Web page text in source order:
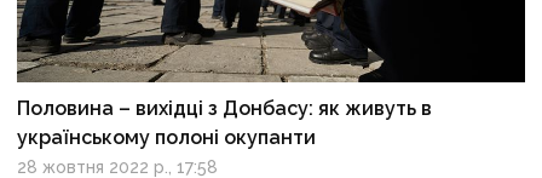
Половина – вихідці з Донбасу: як живуть в
українському полоні окупанти
28 жовтня 2022 р., 17:58